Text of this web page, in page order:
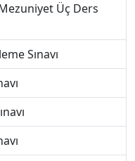
Üç Ders
Sınavı